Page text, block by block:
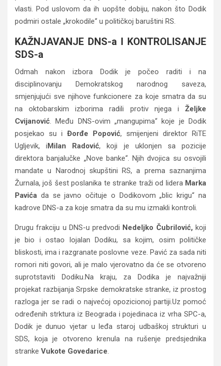
vlasti. Pod uslovom da ih uopšte dobiju, nakon što Dodik
podmiri ostale „krokodile“ u političkoj baruštini RS.
KAŽNJAVANJE DNS-a I KONTROLISANJE
SDS-a
Odmah nakon izbora Dodik je počeo raditi i na
disciplinovanju Demokratskog narodnog saveza,
smjenjujući sve njihove funkcionere za koje smatra da su
na oktobarskim izborima radili protiv njega i Željke
Cvijanović. Među DNS-ovim „mangupima“ koje je Dodik
posjekao su i Đorđe Popović, smijenjeni direktor RiTE
Ugljevik, iMilan Radović, koji je uklonjen sa pozicije
direktora banjalučke „Nove banke“. Njih dvojica su osvojili
mandate u Narodnoj skupštini RS, a prema saznanjima
Žurnala, još šest poslanika te stranke traži od lidera Marka
Pavića da se javno očituje o Dodikovom „blic krigu“ na
kadrove DNS-a za koje smatra da su mu izmakli kontroli.
Drugu frakciju u DNS-u predvodi Nedeljko Čubrilović, koji
je bio i ostao lojalan Dodiku, sa kojim, osim političke
bliskosti, ima i razgranate poslovne veze. Pavić za sada niti
romori niti govori, ali je malo vjerovatno da će se otvoreno
suprotstaviti Dodiku.Na kraju, za Dodika je najvažniji
projekat razbijanja Srpske demokratske stranke, iz prostog
razloga jer se radi o najvećoj opozicionoj partiji.Uz pomoć
određenih strktura iz Beograda i pojedinaca iz vrha SPC-a,
Dodik je dunuo vjetar u leđa staroj udbaškoj strukturi u
SDS, koja je otvoreno krenula na rušenje predsjednika
stranke Vukote Govedarice.